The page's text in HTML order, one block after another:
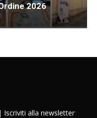
2026
| Iscriviti alla newsletter